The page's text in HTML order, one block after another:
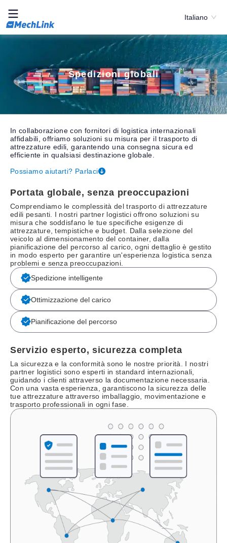
Italiano
In collaborazione con fornitori di logistica internazionali
affidabili, offriamo soluzioni su misura per il trasporto di
attrezzature edili, garantendo una consegna sicura ed
efficiente in qualsiasi destinazione globale.
Possiamo aiutarti? Parlaci
Spedizioni globali
Portata globale, senza preoccupazioni
Comprendiamo le complessità del trasporto di attrezzature
edili pesanti. I nostri partner logistici offrono soluzioni su
misura che soddisfano le tue specifiche esigenze di
attrezzature, tempistiche e budget. Dalla selezione del
veicolo al dimensionamento del container, dalla
pianificazione del percorso al carico, ogni dettaglio è gestito
in modo esperto per garantire un'esperienza logistica senza
problemi e senza preoccupazioni.
Spedizione intelligente
Ottimizzazione del carico
Pianificazione del percorso
Servizio esperto, sicurezza completa
La sicurezza e la conformità sono le nostre priorità. I nostri
partner logistici sono esperti in standard internazionali,
guidando i clienti attraverso la documentazione necessaria.
Con una vasta esperienza, garantiscono la sicurezza delle
tue attrezzature attraverso imballaggio, movimentazione e
trasporto professionali in ogni fase.